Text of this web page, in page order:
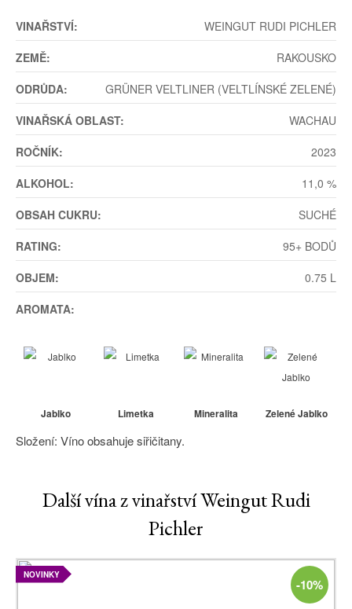
VINAŘSTVÍ:
WEINGUT RUDI PICHLER
ZEMĚ:
RAKOUSKO
ODRŮDA:
GRÜNER VELTLINER (VELTLÍNSKÉ ZELENÉ)
VINAŘSKÁ OBLAST:
WACHAU
ROČNÍK:
2023
ALKOHOL:
11,0 %
OBSAH CUKRU:
SUCHÉ
RATING:
95+ BODŮ
OBJEM:
0.75 L
AROMATA:
Jablko Limetka Mineralita Zelené Jablko
Složení: Víno obsahuje siřičitany.
Další vína z vinařství Weingut Rudi
Pichler
NOVINKY
-10%